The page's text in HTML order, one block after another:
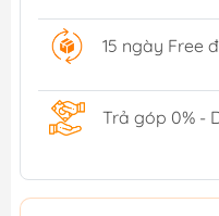
15 ngày Free
Trả góp 0% -